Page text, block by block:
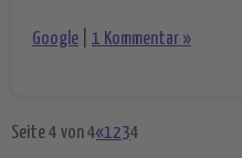
Google 1 Kommentar »
Seite 4 von 4«1234